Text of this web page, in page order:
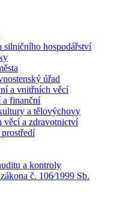
silničního hospodářství
úřad
a vnitřních věcí
a finanční
a tělovýchovy
věcí a zdravotnictví
a kontroly
č. 106⁄1999 Sb.